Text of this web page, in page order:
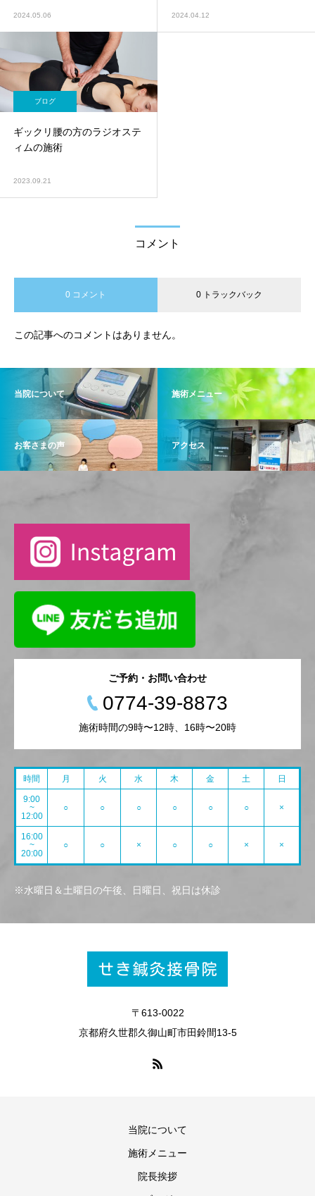
2024.05.06 2024.04.12
ブログ
ギックリ腰の方のラジオステ
ィムの施術
2023.09.21
コメント
0 コメント 0 トラックバック
この記事へのコメントはありません。
当院について 施術メニュー
お客さまの声 アクセス
ご予約・お問い合わせ
0774-39-8873
施術時間の9時〜12時、16時〜20時
時間 月 火 水 木 金 土 日
9:00
~
12:00
○ ○ ○ ○ ○ ○ ×
16:00
~
20:00
○ ○ × ○ ○ × ×
※水曜日＆土曜日の午後、日曜日、祝日は休診
〒613-0022
京都府久世郡久御山町市田鈴間13-5
当院について
施術メニュー
院長挨拶